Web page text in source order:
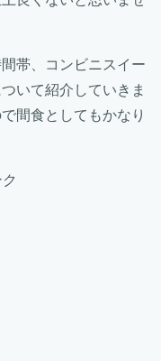
帯、コンビニスイー
いて紹介していきま
間食としてもかなり